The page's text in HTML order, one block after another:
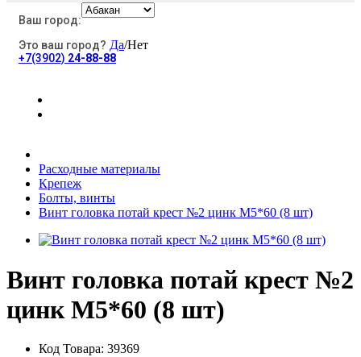
Электротовары
Хозяйственные товары
Строительные товары
Ваш город:
Это ваш город? Да/Нет
+7(3902) 24-88-88
Расходные материалы
Крепеж
Болты, винты
Винт головка потай крест №2 цинк М5*60 (8 шт)
Винт головка потай крест №2
цинк М5*60 (8 шт)
Код Товара: 39369